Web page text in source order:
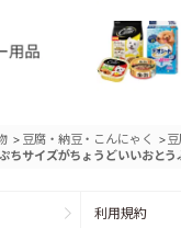
> 豆腐・納豆・こんにゃく >
ちサイズがちょうどいいおと
利用規約